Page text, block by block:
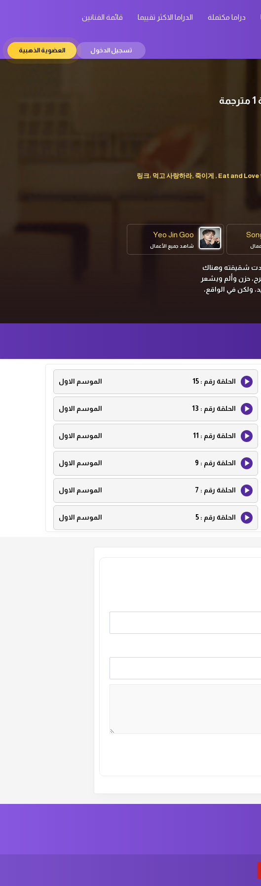
دراما مكتملة الدراما الاكثر تقييما قائمة الفنانين
تسجيل الدخول العضوية الذهبية
링크: 먹고 사랑하라, 죽이게 , Eat and
Yeo Jin Goo
شاهد جميع الأعمال
مطعم حيث فُقدت شقيقته وهناك
حزن وألم ويشعر
ولكن في الواقع،
الحلقة رقم : 15 الموسم الاول
الحلقة رقم : 13 الموسم الاول
الحلقة رقم : 11 الموسم الاول
الحلقة رقم : 9 الموسم الاول
الحلقة رقم : 7 الموسم الاول
الحلقة رقم : 5 الموسم الاول